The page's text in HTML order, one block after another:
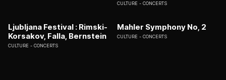
CULTURE CONCERTS
Ljubljana Festival : Rimski-
Korsakov, Falla, Bernstein
CULTURE CONCERTS
Mahler Symphony No, 2
CULTURE CONCERTS